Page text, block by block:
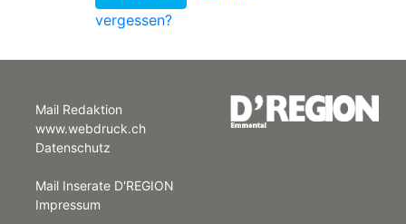
App
vergessen?
Mail Redaktion
www.webdruck.ch
Datenschutz
Mail Inserate D'REGION
Impressum